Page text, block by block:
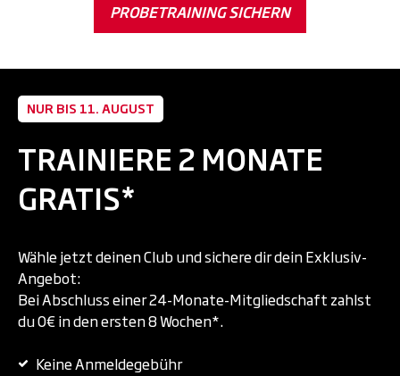
PROBETRAINING SICHERN
NUR BIS 11. AUGUST
TRAINIERE 2 MONATE
GRATIS*
Wähle jetzt deinen Club und sichere dir dein Exklusiv-
Angebot:
Bei Abschluss einer 24-Monate-Mitgliedschaft zahlst
du 0€ in den ersten 8 Wochen*.
Keine Anmeldegebühr